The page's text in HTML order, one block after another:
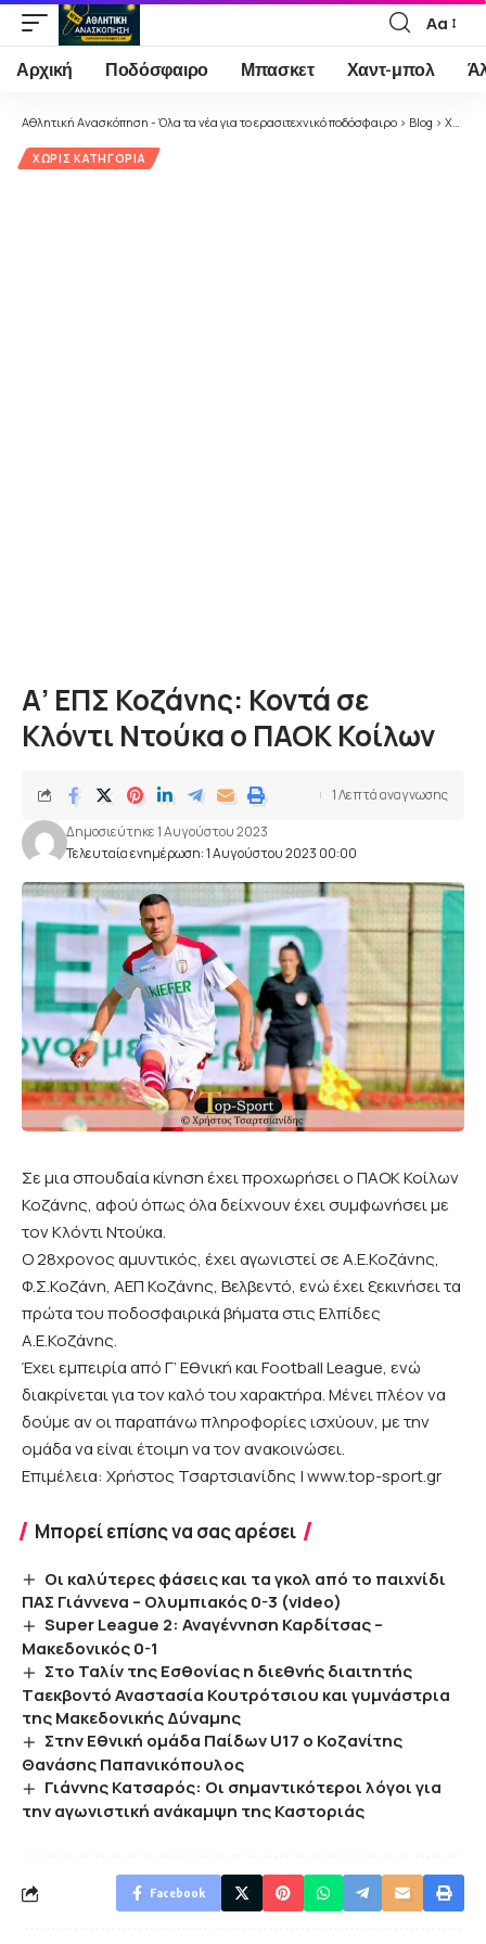
Font
Resizer
Αα
Αρχική Ποδόσφαιρο Μπασκετ Χαντ-μπολ
Αθλητική Ανασκόπηση - Όλα τα νέα για το ερασιτεχνικό ποδόσφαιρο > Blog > Χωρίς κατηγορία
ΧΩΡΊΣ ΚΑΤΗΓΟΡΊΑ
Α’ ΕΠΣ Κοζάνης: Κοντά σε
Κλόντι Ντούκα ο ΠΑΟΚ Κοίλων
Τελευταία ενημέρωση: 1 Αυγούστου 2023 00:00
Δημοσιεύτηκε 1 Αυγούστου 2023
1 Λεπτά αναγνωσης
Σε μια σπουδαία κίνηση έχει προχωρήσει ο ΠΑΟΚ Κοίλων
Κοζάνης, αφού όπως όλα δείχνουν έχει συμφωνήσει με
τον Κλόντι Ντούκα.
Ο 28χρονος αμυντικός, έχει αγωνιστεί σε Α.Ε.Κοζάνης,
Φ.Σ.Κοζάνη, ΑΕΠ Κοζάνης, Βελβεντό, ενώ έχει ξεκινήσει τα
πρώτα του ποδοσφαιρικά βήματα στις Ελπίδες
Α.Ε.Κοζάνης.
Έχει εμπειρία από Γ’ Εθνική και Football League, ενώ
διακρίνεται για τον καλό του χαρακτήρα. Μένει πλέον να
δούμε αν οι παραπάνω πληροφορίες ισχύουν, με την
ομάδα να είναι έτοιμη να τον ανακοινώσει.
Επιμέλεια: Χρήστος Τσαρτσιανίδης | www.top-sport.gr
Μπορεί επίσης να σας αρέσει
Οι καλύτερες φάσεις και τα γκολ από το παιχνίδι
ΠΑΣ Γιάννενα – Ολυμπιακός 0-3 (video)
Super League 2: Αναγέννηση Καρδίτσας –
Μακεδονικός 0-1
Στο Ταλίν της Εσθονίας η διεθνής διαιτητής
Tαεκβοντό Αναστασία Κουτρότσιου και γυμνάστρια
της Μακεδονικής Δύναμης
Στην Εθνική ομάδα Παίδων U17 o Koζανίτης
Θανάσης Παπανικόπουλος
Γιάννης Κατσαρός: Οι σημαντικότεροι λόγοι για
την αγωνιστική ανάκαμψη της Καστοριάς
Facebook